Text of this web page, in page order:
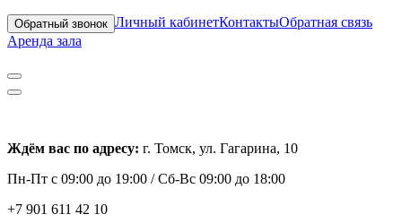
Обратный звонок Личный кабинетКонтактыОбратная связь
Аренда зала
Ждём вас по адресу: г. Томск, ул. Гагарина, 10
Пн-Пт с 09:00 до 19:00 /Сб-Вс 09:00 до 18:00
+7 901 611 42 10